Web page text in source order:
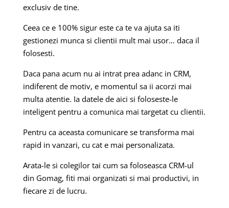
exclusiv de tine.
Ceea ce e 100% sigur este ca te va ajuta sa iti
gestionezi munca si clientii mult mai usor… daca il
folosesti.
Daca pana acum nu ai intrat prea adanc in CRM,
indiferent de motiv, e momentul sa ii acorzi mai
multa atentie. Ia datele de aici si foloseste-le
inteligent pentru a comunica mai targetat cu clientii.
Pentru ca aceasta comunicare se transforma mai
rapid in vanzari, cu cat e mai personalizata.
Arata-le si colegilor tai cum sa foloseasca CRM-ul
din Gomag, fiti mai organizati si mai productivi, in
fiecare zi de lucru.